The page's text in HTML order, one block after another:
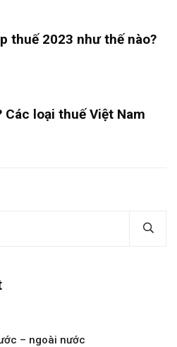
thuế 2023 như thế nào?
Các loại thuế Việt Nam
– ngoài nước